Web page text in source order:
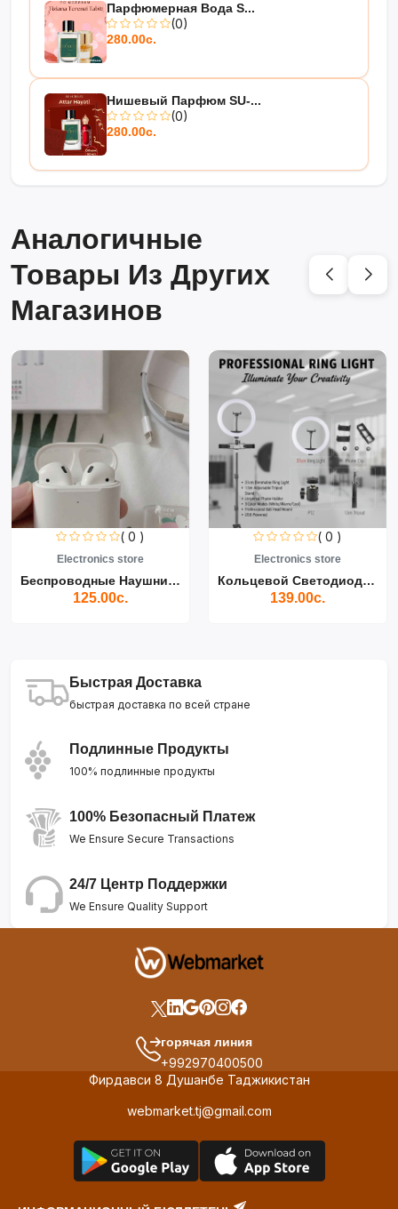
Парфюмерная Вода S...
(0)
280.00с.
Нишевый Парфюм SU-...
(0)
280.00с.
Аналогичные
Товары Из Других
Магазинов
( 0 )
Electronics store
Беспроводные Наушники Air...
125.00с.
( 0 )
Electronics store
Кольцевой Светодиодный Св...
139.00с.
Быстрая Доставка
быстрая доставка по всей стране
Подлинные Продукты
100% подлинные продукты
100% Безопасный Платеж
We Ensure Secure Transactions
24/7 Центр Поддержки
We Ensure Quality Support
горячая линия
+992970400500
Фирдавси 8 Душанбе Таджикистан
webmarket.tj@gmail.com